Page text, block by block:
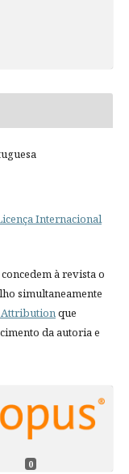
Internacional
à revista o
simultaneamente
Attributionque
da autoria e
0